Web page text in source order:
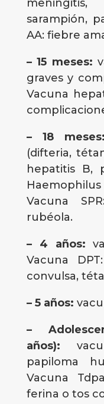
sarampión,
AA: fiebre
– 15 meses:
graves y
Vacuna
– 18 meses:
(difteria,
hepatitis B,
Vacuna
rubéola.
– 4 años:
Vacuna
convulsa,
– 5 años:
–
años):
papiloma
Vacuna
ferina o tos